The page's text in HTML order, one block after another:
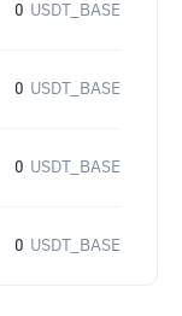
0 USDT_BASE
0 USDT_BASE
0 USDT_BASE
0 USDT_BASE